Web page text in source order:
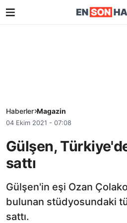
Haberler Magazin
04 Ekim 2021 - 07:08
Gülşen,
sattı
Gülşen'in eşi Ozan
bulunan stüdyosundaki
sattı.